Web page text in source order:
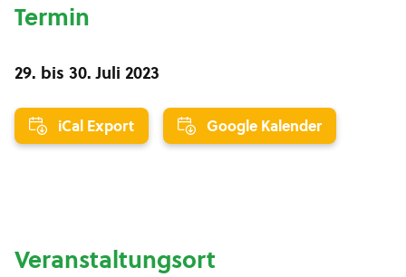
Termin
29. bis 30. Juli 2023
iCal Export Google Kalender
Veranstaltungsort